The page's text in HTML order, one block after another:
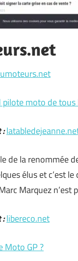
pilote moto de tous
:
de la renommée
élus et c’est
Marquez n’est
:libereco.net
Moto GP ?